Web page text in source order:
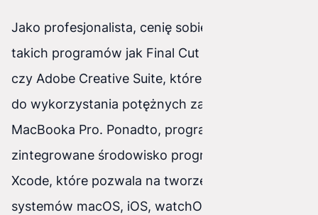
Jako profesjonalista, cenię sobie dostęp do
takich programów jak Final Cut Pro, Logic Pro
czy Adobe Creative Suite, które są dostosowane
do wykorzystania potężnych zasobów
MacBooka Pro. Ponadto, programiści docenią
zintegrowane środowisko programistyczne
Xcode, które pozwala na tworzenie aplikacji dla
systemów macOS, iOS, watchOS i tvOS.